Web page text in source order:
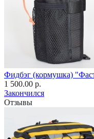
Фидбэг (кормушка)
1 500.00 р.
Закончился
Отзывы